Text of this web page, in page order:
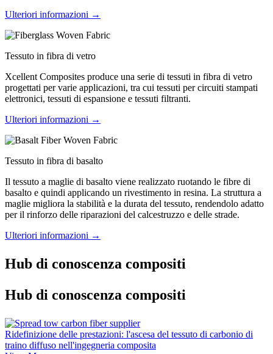
Ulteriori informazioni →
Tessuto in fibra di vetro
Xcellent Composites produce una serie di tessuti in fibra di vetro
progettati per varie applicazioni, tra cui tessuti per circuiti stampati
elettronici, tessuti di espansione e tessuti filtranti.
Ulteriori informazioni →
Tessuto in fibra di basalto
Il tessuto a maglie di basalto viene realizzato ruotando le fibre di
basalto e quindi applicando un rivestimento in resina. La struttura a
maglie migliora la stabilità e la durata del tessuto, rendendolo adatto
per il rinforzo delle riparazioni del calcestruzzo e delle strade.
Ulteriori informazioni →
Hub di conoscenza compositi
Hub di conoscenza compositi
Ridefinizione delle prestazioni: l'ascesa del tessuto di carbonio di
traino diffuso nell'ingegneria composita